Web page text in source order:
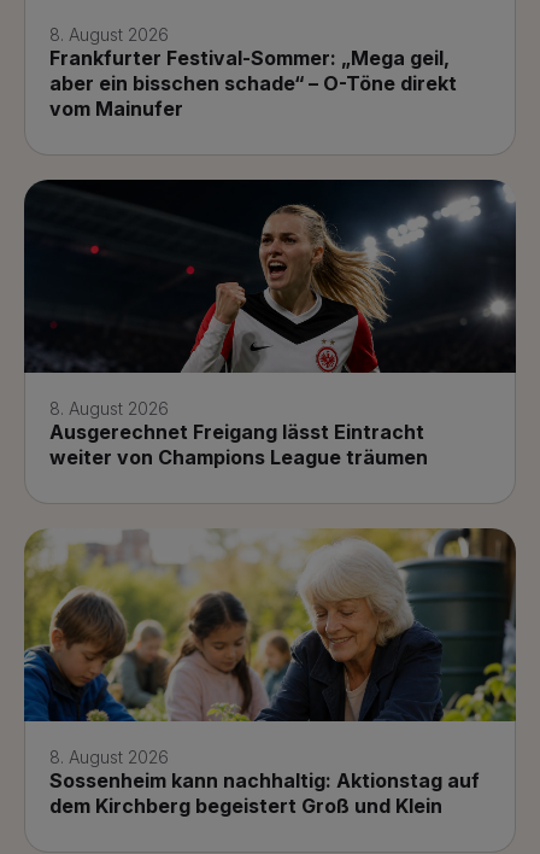
8. August 2026
Frankfurter Festival-Sommer: „Mega geil,
aber ein bisschen schade“ – O-Töne direkt
vom Mainufer
8. August 2026
Ausgerechnet Freigang lässt Eintracht
weiter von Champions League träumen
8. August 2026
Sossenheim kann nachhaltig: Aktionstag auf
dem Kirchberg begeistert Groß und Klein